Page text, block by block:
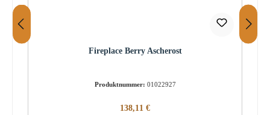
Fireplace Berry Ascherost
Produktnummer: 01022927
Regulärer Preis:
138,11 €